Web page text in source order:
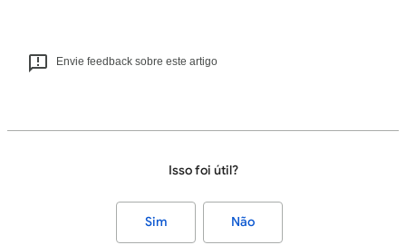
Envie feedback sobre este artigo
Isso foi útil?
Sim Não